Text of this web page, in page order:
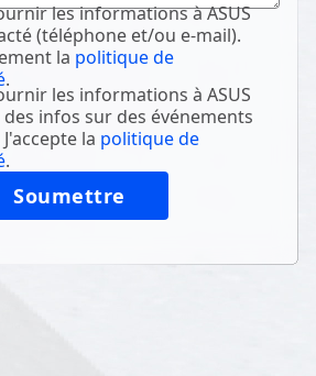
les informations à ASUS
(téléphone et/ou e-mail).
la politique de
.
les informations à ASUS
infos sur des événements
la politique de
.